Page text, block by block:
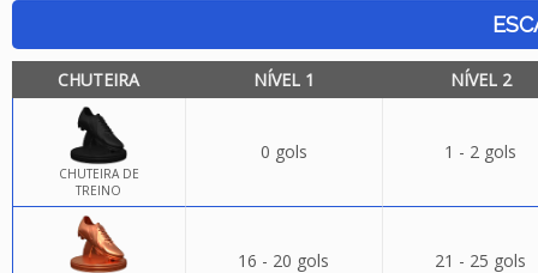
CHUTEIRA NÍVEL 1 NÍVEL 2
CHUTEIRA DE
TREINO
0 gols 1 - 2 gols
16 - 20 gols 21 - 25 gols